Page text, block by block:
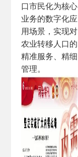
口市民化为核心
业务的数字化应
用场景，实现对
农业转移人口的
精准服务、精细
管理。